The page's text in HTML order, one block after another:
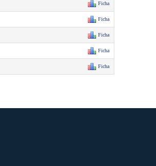
Ficha
Ficha
Ficha
Ficha
Ficha